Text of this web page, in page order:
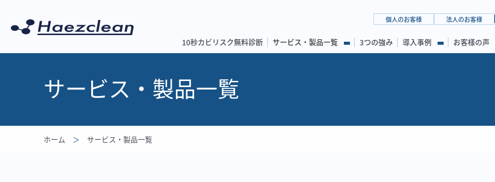
個人のお客様 法人のお客様
10秒カビリスク無料診断 サービス・製品一覧 3つの強み 導入事例 お客様の声
サービス・製品一覧
ホーム サービス・製品一覧